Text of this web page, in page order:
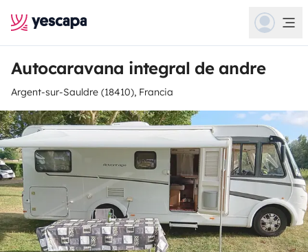
Autocaravana integral de andre
Argent-sur-Sauldre (18410), Francia